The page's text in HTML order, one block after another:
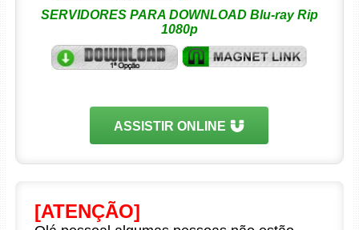
SERVIDORES PARA DOWNLOAD Blu-ray Rip
1080p
ASSISTIR ONLINE
[ATENÇÃO]